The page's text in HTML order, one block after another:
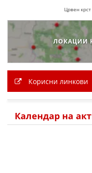
ЗНАЧЕЊЕ
Црвен
ЛОКАЦИИ
Корисни линкови
Календар на